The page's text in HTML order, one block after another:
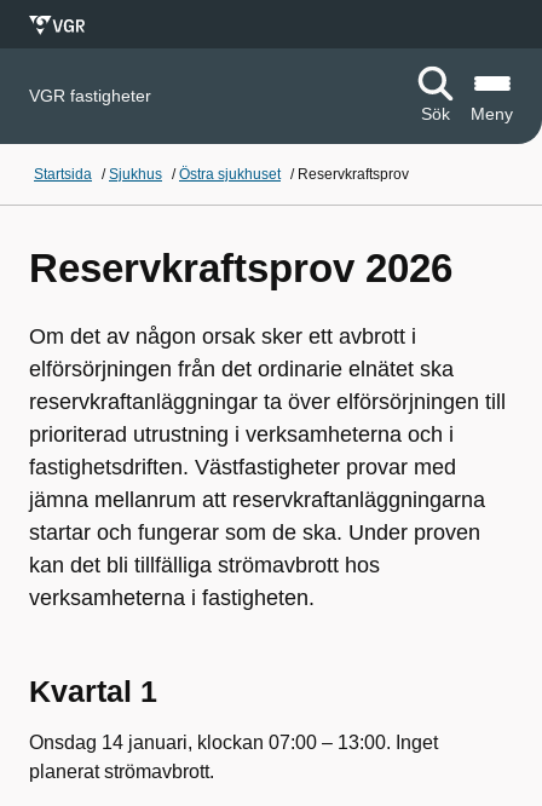
VGR fastigheter
Sök
Meny
Startsida /Sjukhus /Östra sjukhuset / Reservkraftsprov
Reservkraftsprov 2026
Om det av någon orsak sker ett avbrott i
elförsörjningen från det ordinarie elnätet ska
reservkraftanläggningar ta över elförsörjningen till
prioriterad utrustning i verksamheterna och i
fastighetsdriften. Västfastigheter provar med
jämna mellanrum att reservkraftanläggningarna
startar och fungerar som de ska. Under proven
kan det bli tillfälliga strömavbrott hos
verksamheterna i fastigheten.
Kvartal 1
Onsdag 14 januari, klockan 07:00 – 13:00. Inget
planerat strömavbrott.